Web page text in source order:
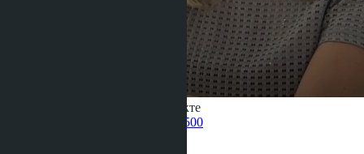
Получить информацию об объекте
+66 80 006 4500